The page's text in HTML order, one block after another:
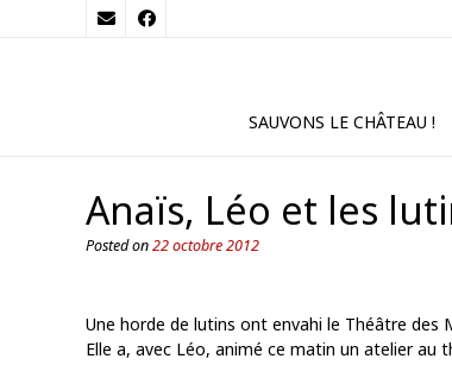
SAUVONS LE CHÂTEAU !
Anaïs, Léo et les
Posted on22 octobre 2012
Une horde de lutins ont envahi le Théâtre des
Elle a, avec Léo, animé ce matin un atelier au